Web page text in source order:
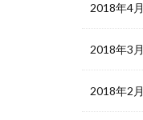
2018年4月
2018年3月
2018年2月